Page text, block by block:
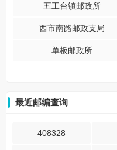
五工台镇邮政所
西市南路邮政支局
单板邮政所
最近邮编查询
408328